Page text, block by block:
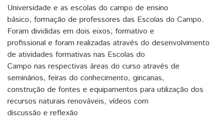
Universidade e as escolas do campo de ensino
básico, formação de professores das Escolas do Campo.
Foram divididas em dois eixos; formativo e
profissional e foram realizadas através do desenvolvimento
de atividades formativas nas Escolas do
Campo nas respectivas áreas do curso através de
seminários, feiras do conhecimento, gincanas,
construção de fontes e equipamentos para utilização dos
recursos naturais renováveis, vídeos com
discussão e reflexão